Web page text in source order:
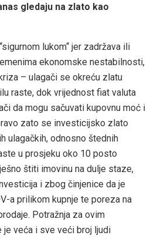
gledaju na zlato kao
lukom‘‘ jer zadržava ili
ekonomske nestabilnosti,
– ulagači se okreću zlatu
raste, dok vrijednost fiat valuta
da mogu sačuvati kupovnu moć i
zato se investicijsko zlato
ulagačkih, odnosno štednih
u prosjeku oko 10 posto
štiti imovinu na dulje staze,
i zbog činjenice da je
a prilikom kupnje te poreza na
Potražnja za ovim
veća i sve veći broj ljudi